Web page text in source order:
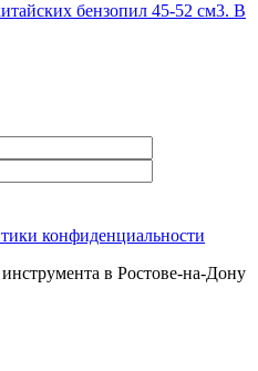
бензопил 45-52 см3. В
конфиденциальности
в Ростове-на-Дону